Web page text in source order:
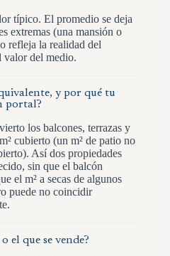
típico. El promedio se deja
extremas (una mansión o
refleja la realidad del
valor del medio.
y por qué tu
portal?
los balcones, terrazas y
cubierto (un m² de patio no
Así dos propiedades
sin que el balcón
el m² a secas de algunos
puede no coincidir
el que se vende?